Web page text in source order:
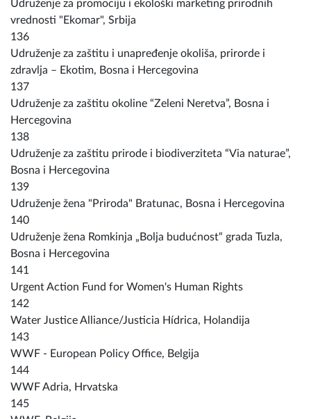
Udruženje za promociju i ekološki marketing prirodnih
vrednosti "Ekomar", Srbija
136
Udruženje za zaštitu i unapređenje okoliša, prirorde i
zdravlja – Ekotim, Bosna i Hercegovina
137
Udruženje za zaštitu okoline “Zeleni Neretva”, Bosna i
Hercegovina
138
Udruženje za zaštitu prirode i biodiverziteta “Via naturae”,
Bosna i Hercegovina
139
Udruženje žena "Priroda" Bratunac, Bosna i Hercegovina
140
Udruženje žena Romkinja „Bolja budućnost“ grada Tuzla,
Bosna i Hercegovina
141
Urgent Action Fund for Women's Human Rights
142
Water Justice Alliance/Justicia Hídrica, Holandija
143
WWF - European Policy Office, Belgija
144
WWF Adria, Hrvatska
145